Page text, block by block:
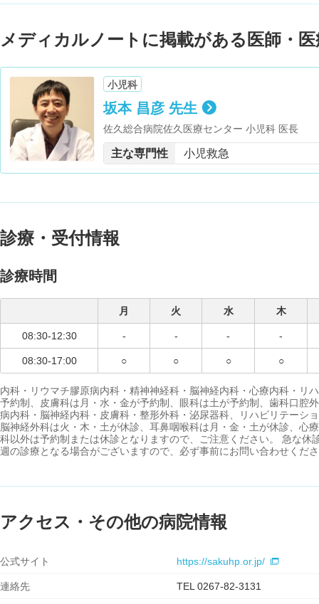
メディカルノートに掲載がある医師・
小児科
坂本 昌彦 先生
佐久総合病院佐久医療センター 小児科 医長
主な専門性 小児救急
診療・受付情報
診療時間
月 火 水 木
08:30-12:30 - - - -
08:30-17:00 ○ ○ ○ ○
内科・リウマチ膠原病内科・精神神経科・脳神経内科・心療内科・リ
予約制、皮膚科は月・水・金が予約制、眼科は土が予約制、歯科口腔
病内科・脳神経内科・皮膚科・整形外科・泌尿器科、リハビリテーシ
脳神経外科は火・木・土が休診、耳鼻咽喉科は月・金・土が休診、心
科以外は予約制または休診となりますので、ご注意ください。 急な休
週の診療となる場合がございますので、必ず事前にお問い合わせくだ
アクセス・その他の病院情報
公式サイト https://sakuhp.or.jp/
連絡先 TEL 0267-82-3131